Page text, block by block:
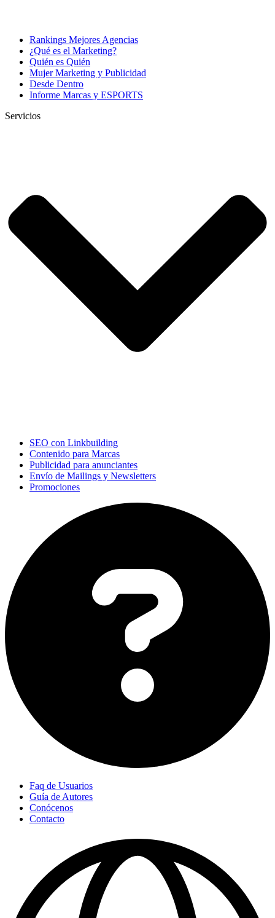
Rankings Mejores Agencias
¿Qué es el Marketing?
Quién es Quién
Mujer Marketing y Publicidad
Desde Dentro
Informe Marcas y ESPORTS
Servicios
SEO con Linkbuilding
Contenido para Marcas
Publicidad para anunciantes
Envío de Mailings y Newsletters
Promociones
Faq de Usuarios
Guía de Autores
Conócenos
Contacto